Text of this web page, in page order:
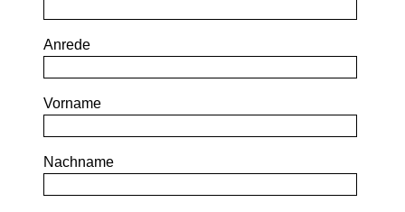
Anrede
Vorname
Nachname